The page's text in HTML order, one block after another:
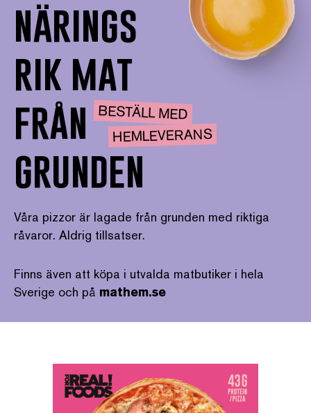
BESTÄLL MED
HEMLEVERANS
närings
rik mat
från
grunden
Våra pizzor är lagade från grunden med riktiga
råvaror. Aldrig tillsatser.
Finns även att köpa i utvalda matbutiker i hela
Sverige och på mathem.se